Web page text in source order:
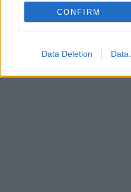
CONFIRM
Data Deletion Data